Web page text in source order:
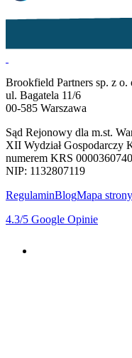
Brookfield Partners sp. z o.
ul. Bagatela 11/6
00-585 Warszawa
Sąd Rejonowy dla m.st.
XII Wydział Gospodarczy
numerem KRS
NIP: 1132807119
RegulaminBlogMapa strony
4.3/5 Google Opinie